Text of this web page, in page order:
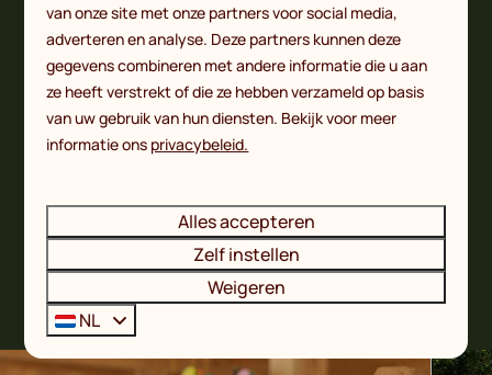
Twentse natuur. Je hebt daarbij de keuze uit
basisplaatsen(80 tot 100 m²),comfortplaatsen
(100 tot 140 m²) ofcomfortplaatsen met privé
sanitair deluxe(150m²). Het thuisfront kun je op
ieder moment een update sturen van jouw vakantie,
want je beschikt overal over gratis WiFi. Op onze
accommodatie, variërend van boslodges,
woodcottages, bungalows, tentvilla’s tot een ruime
groepsaccommodatie. Kijk voor de actuele
openingstijden van ons zwembad op onze website.
van onze site met onze partners voor social media,
adverteren en analyse. Deze partners kunnen deze
gegevens combineren met andere informatie die u aan
ze heeft verstrekt of die ze hebben verzameld op basis
van uw gebruik van hun diensten. Bekijk voor meer
informatie ons privacybeleid.
Alles accepteren
Zelf instellen
Weigeren
NL